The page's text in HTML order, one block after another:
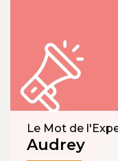
de l'Expert :